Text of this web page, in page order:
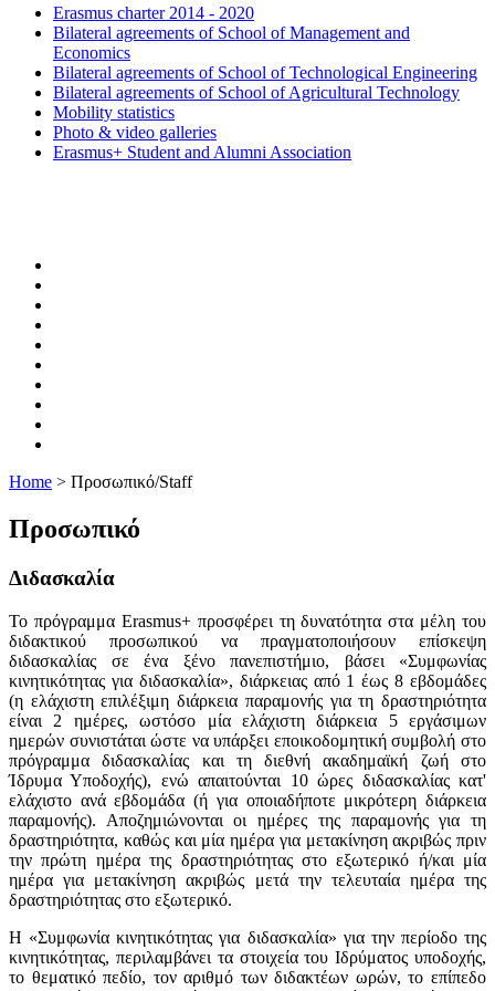
Erasmus charter 2014 - 2020
Bilateral agreements of School of Management and
Economics
Bilateral agreements of School of Technological Engineering
Bilateral agreements of School of Agricultural Technology
Mobility statistics
Photo & video galleries
Erasmus+ Student and Alumni Association
Home > Προσωπικό/Staff
Προσωπικό
Διδασκαλία
Το πρόγραμμα Erasmus+ προσφέρει τη δυνατότητα στα μέλη του
διδακτικού προσωπικού να πραγματοποιήσουν επίσκεψη
διδασκαλίας σε ένα ξένο πανεπιστήμιο, βάσει «Συμφωνίας
κινητικότητας για διδασκαλία», διάρκειας από 1 έως 8 εβδομάδες
(η ελάχιστη επιλέξιμη διάρκεια παραμονής για τη δραστηριότητα
είναι 2 ημέρες, ωστόσο μία ελάχιστη διάρκεια 5 εργάσιμων
ημερών συνιστάται ώστε να υπάρξει εποικοδομητική συμβολή στο
πρόγραμμα διδασκαλίας και τη διεθνή ακαδημαϊκή ζωή στο
Ίδρυμα Υποδοχής), ενώ απαιτούνται 10 ώρες διδασκαλίας κατ'
ελάχιστο ανά εβδομάδα (ή για οποιαδήποτε μικρότερη διάρκεια
παραμονής). Αποζημιώνονται οι ημέρες της παραμονής για τη
δραστηριότητα, καθώς και μία ημέρα για μετακίνηση ακριβώς πριν
την πρώτη ημέρα της δραστηριότητας στο εξωτερικό ή/και μία
ημέρα για μετακίνηση ακριβώς μετά την τελευταία ημέρα της
δραστηριότητας στο εξωτερικό.
Η «Συμφωνία κινητικότητας για διδασκαλία» για την περίοδο της
κινητικότητας, περιλαμβάνει τα στοιχεία του Ιδρύματος υποδοχής,
το θεματικό πεδίο, τον αριθμό των διδακτέων ωρών, το επίπεδο